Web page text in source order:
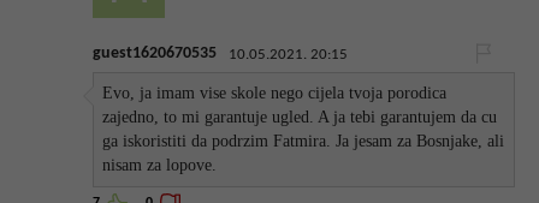
guest1620670535 10.05.2021. 20:15
Evo, ja imam vise skole nego cijela tvoja porodica
zajedno, to mi garantuje ugled. A ja tebi garantujem da cu
ga iskoristiti da podrzim Fatmira. Ja jesam za Bosnjake, ali
nisam za lopove.